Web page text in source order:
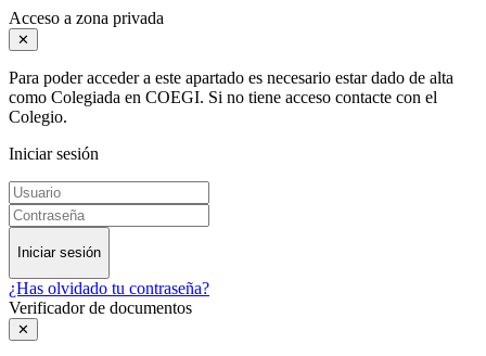
Acceso a zona privada
✕
Para poder acceder a este apartado es necesario estar dado de alta
como Colegiada en COEGI. Si no tiene acceso contacte con el
Colegio.
Iniciar sesión
Iniciar sesión
¿Has olvidado tu contraseña?
Verificador de documentos
✕